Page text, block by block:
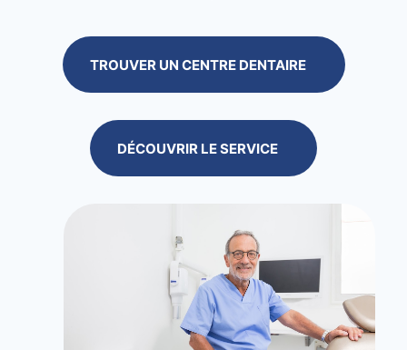
TROUVER UN CENTRE DENTAIRE
DÉCOUVRIR LE SERVICE